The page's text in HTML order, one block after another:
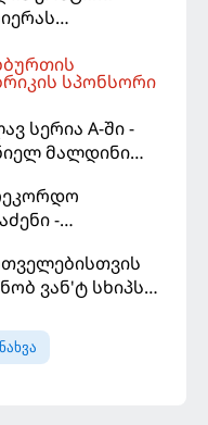
სპონსორი
სერია A-ში -
მალდინი
დაიცავს
-
მორიგ გუნდში
ვან'ტ სხიპს